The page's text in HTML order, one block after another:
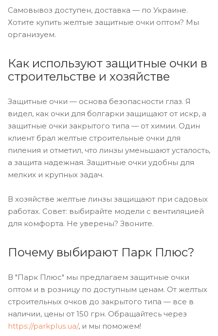
Самовывоз доступен, доставка — по Украине.
Хотите купить желтые защитные очки оптом? Мы
организуем.
Как используют защитные очки в
строительстве и хозяйстве
Защитные очки — основа безопасности глаз. Я
видел, как очки для болгарки защищают от искр, а
защитные очки закрытого типа — от химии. Один
клиент брал желтые строительные очки для
пиления и отметил, что линзы уменьшают усталость,
а защита надежная. Защитные очки удобны для
мелких и крупных задач.
В хозяйстве желтые линзы защищают при садовых
работах. Совет: выбирайте модели с вентиляцией
для комфорта. Не уверены? Звоните.
Почему выбирают Парк Плюс?
В "Парк Плюс" мы предлагаем защитные очки
оптом и в розницу по доступным ценам. От желтых
строительных очков до закрытого типа — все в
наличии, цены от 150 грн. Обращайтесь через
https://parkplus.ua/, и мы поможем!